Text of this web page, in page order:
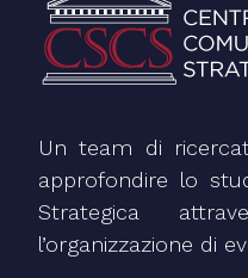
Un team di
approfondire lo
Strategica
l’organizzazione di